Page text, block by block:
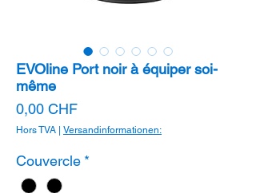
EVOline Port noir à équiper soi-
même
0,00 CHFPrix
Hors TVA | Versandinformationen:
Couvercle *